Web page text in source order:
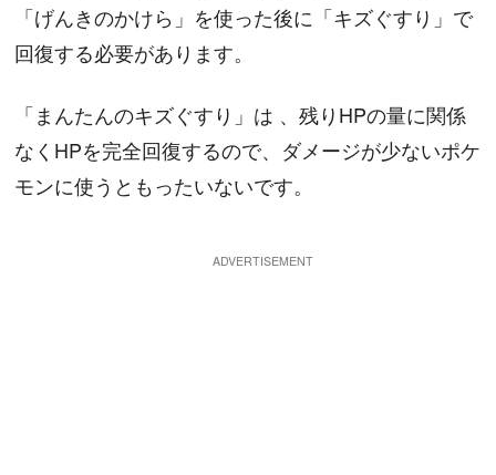
「げんきのかけら」を使った後に「キズぐすり」で
回復する必要があります。
「まんたんのキズぐすり」は 、残りHPの量に関係
なくHPを完全回復するので、ダメージが少ないポケ
モンに使うともったいないです。